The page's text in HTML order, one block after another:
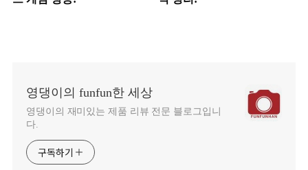
영댕이의 funfun한 세상
영댕이의 재미있는 제품 리뷰 전문 블로그입니
다.
구독하기